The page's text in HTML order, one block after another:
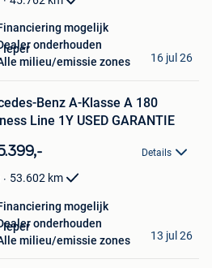
mogelijk
onderhouden
milieu/emissie zones
Ieper
16 jul 26
Benz A-Klasse A 180
Line 1Y USED GARANTIE
Details
53.602 km
mogelijk
onderhouden
milieu/emissie zones
Ieper
13 jul 26